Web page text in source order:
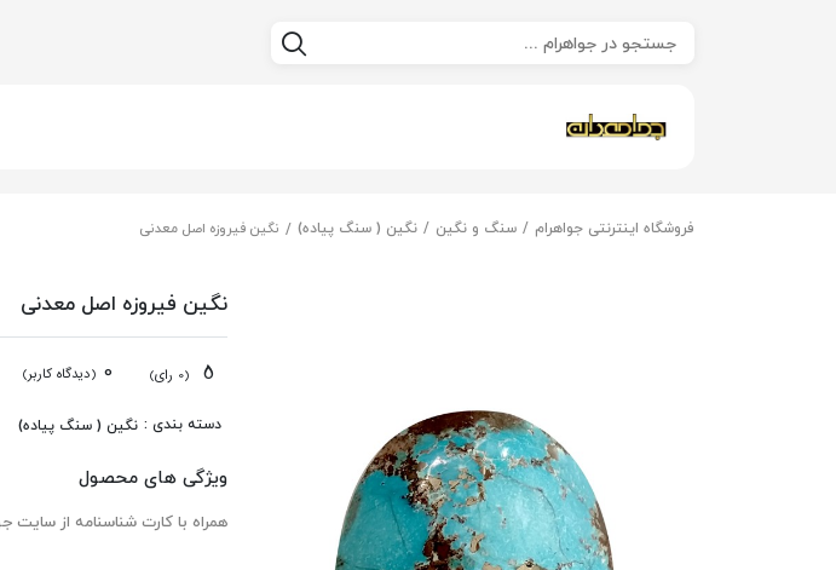
فروشگاه اینترنتی جواهرام سنگ و نگین نگین ( سنگ پیاده) نگین فیروزه اصل معدنی
نگین فیروزه اصل معدنی
(0 رای) 0 (دیدگاه کاربر)
دسته بندی : نگین ( سنگ پیاده)
ویژگی های محصول
همراه با کارت شناسنامه از سایت